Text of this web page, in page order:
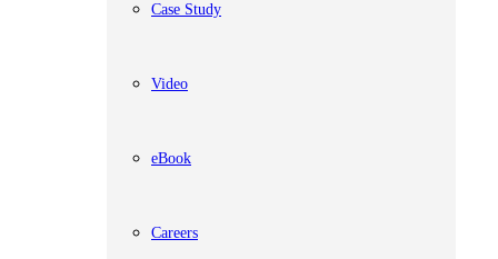
Case Study
Video
eBook
Careers